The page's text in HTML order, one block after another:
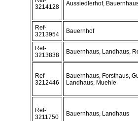
3214128
Aussiedlerhof,
Ref-
3213954
Bauernhof
Ref-
3213838
Bauernhaus, Landhaus,
Ref-
3212446
Bauernhaus, Forsthaus,
Landhaus, Muehle
Ref-
3211750
Bauernhaus, Landhaus